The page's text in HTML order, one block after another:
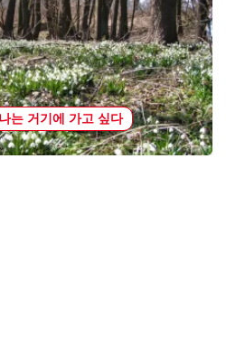
나는 거기에 가고 싶다